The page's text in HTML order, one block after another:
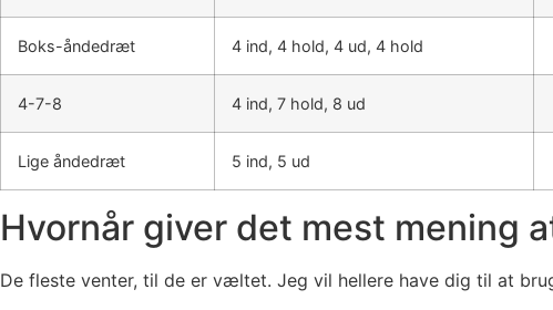
Boks-åndedræt 4 ind, 4 hold, 4 ud, 4 hold
4-7-8 4 ind, 7 hold, 8 ud
Lige åndedræt 5 ind, 5 ud
Hvornår giver det mest mening
De fleste venter, til de er væltet. Jeg vil hellere have dig til at